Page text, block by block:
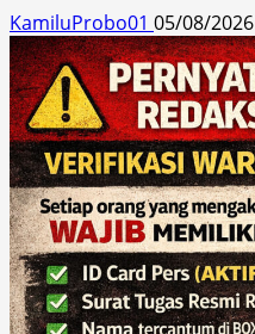
KamiluProbo01 05/08/2026